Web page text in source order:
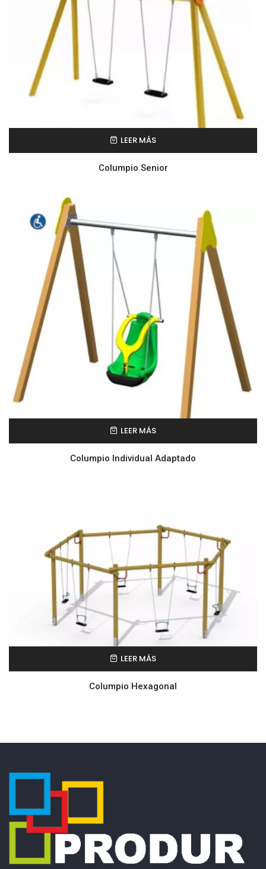
LEER MÁS
Columpio Senior
LEER MÁS
Columpio Individual Adaptado
LEER MÁS
Columpio Hexagonal